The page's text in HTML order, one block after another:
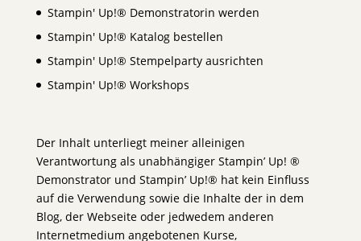
Stampin' Up!® Demonstratorin werden
Stampin' Up!® Katalog bestellen
Stampin' Up!® Stempelparty ausrichten
Stampin' Up!® Workshops
Der Inhalt unterliegt meiner alleinigen
Verantwortung als unabhängiger Stampin’ Up! ®
Demonstrator und Stampin’ Up!® hat kein Einfluss
auf die Verwendung sowie die Inhalte der in dem
Blog, der Webseite oder jedwedem anderen
Internetmedium angebotenen Kurse,